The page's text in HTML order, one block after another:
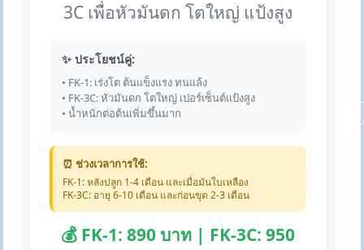
3C เพื่อหัวมันดก โตใหญ่ แป้งสูง
✨ ประโยชน์คู่:
• FK-1: เร่งโต ต้นแข็งแรง ทนแล้ง
• FK-3C: หัวมันดก โตใหญ่ เปอร์เซ็นต์แป้งสูง
• น้ำหนักต่อต้นเพิ่มขึ้นมาก
⏰ ช่วงเวลาการใช้:
FK-1: หลังปลูก 1-4 เดือน และเมื่อมันใบเหลือง
FK-3C: อายุ 6-10 เดือน และก่อนขุด 2-3 เดือน
💰 FK-1: 890 บาท | FK-3C: 950